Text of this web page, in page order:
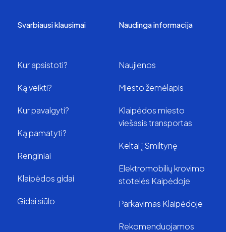
Svarbiausi klausimai
Kur apsistoti?
Ką veikti?
Kur pavalgyti?
Ką pamatyti?
Renginiai
Klaipėdos gidai
Gidai siūlo
Naudinga informacija
Naujienos
Miesto žemėlapis
Klaipėdos miesto
viešasis transportas
Keltai į Smiltynę
Elektromobilių krovimo
stotelės Kaipėdoje
Parkavimas Klaipėdoje
Rekomenduojamos